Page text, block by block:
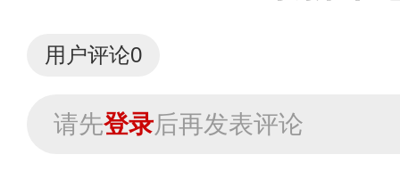
用户评论0
请先登录后再发表评论